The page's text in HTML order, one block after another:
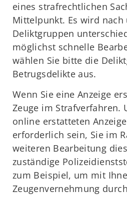
eines strafrechtlichen
Mittelpunkt. Es wird
Deliktgruppen
möglichst schnelle
wählen Sie bitte die
Betrugsdelikte aus.
Wenn Sie eine Anzeige
Zeuge im Strafverfahren.
online erstatteten
erforderlich sein, Sie im
weiteren Bearbeitung
zuständige
zum Beispiel, um mit
Zeugenvernehmung